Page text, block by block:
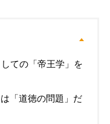
ての「帝王学」を
「道徳の問題」だ